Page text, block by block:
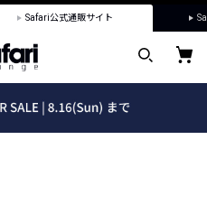
Safari公式通販サイト